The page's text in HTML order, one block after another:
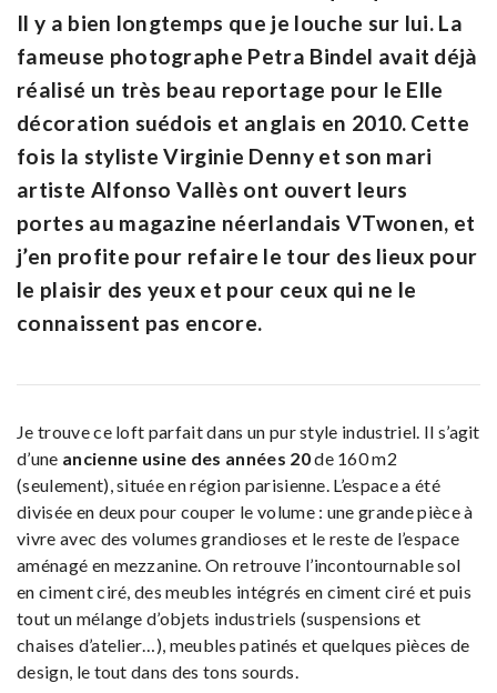
Il y a bien longtemps que je louche sur lui. La
fameuse photographe Petra Bindel avait déjà
réalisé un très beau reportage pour le Elle
décoration suédois et anglais en 2010. Cette
fois la styliste Virginie Denny et son mari
artiste Alfonso Vallès ont ouvert leurs
portes au magazine néerlandais VTwonen, et
j’en profite pour refaire le tour des lieux pour
le plaisir des yeux et pour ceux qui ne le
connaissent pas encore.
Je trouve ce loft parfait dans un pur style industriel. Il s’agit
d’une ancienne usine des années 20de 160 m2
(seulement), située en région parisienne. L’espace a été
divisée en deux pour couper le volume : une grande pièce à
vivre avec des volumes grandioses et le reste de l’espace
aménagé en mezzanine. On retrouve l’incontournable sol
en ciment ciré, des meubles intégrés en ciment ciré et puis
tout un mélange d’objets industriels (suspensions et
chaises d’atelier…), meubles patinés et quelques pièces de
design, le tout dans des tons sourds.